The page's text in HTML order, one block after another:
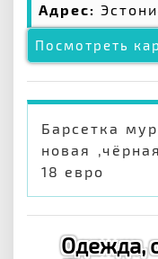
Адрес:
Посмотреть
Барсетка
новая
18 евро
Одежда,